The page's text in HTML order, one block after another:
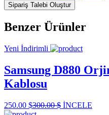
Sipariş Talebi Oluştur
Benzer Ürünler
Yeni İndirimli
Samsung D880
Kablosu
250.00 $300.00 $ İNCELE